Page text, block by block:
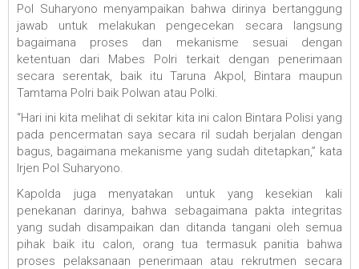
Pol Suharyono menyampaikan bahwa dirinya bertanggung
jawab untuk melakukan pengecekan secara langsung
bagaimana proses dan mekanisme sesuai dengan
ketentuan dari Mabes Polri terkait dengan penerimaan
secara serentak, baik itu Taruna Akpol, Bintara maupun
Tamtama Polri baik Polwan atau Polki.
“Hari ini kita melihat di sekitar kita ini calon Bintara Polisi yang
pada pencermatan saya secara ril sudah berjalan dengan
bagus, bagaimana mekanisme yang sudah ditetapkan,” kata
Irjen Pol Suharyono.
Kapolda juga menyatakan untuk yang kesekian kali
penekanan darinya, bahwa sebagaimana pakta integritas
yang sudah disampaikan dan ditanda tangani oleh semua
pihak baik itu calon, orang tua termasuk panitia bahwa
proses pelaksanaan penerimaan atau rekrutmen secara